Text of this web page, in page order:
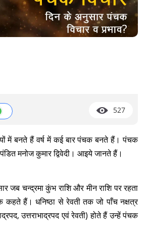
527
में बनते हैं वर्ष में कई बार पंचक बनते हैं। पंचक
मनोज कुमार द्विवेदी। आइये जानते हैं।
जब चन्द्रमा कुंभ राशि और मीन राशि पर रहता
हैं। धनिष्ठा से रेवती तक जो पाँच नक्षत्र
उत्तराभाद्रपद एवं रेवती) होते हैं उन्हें पंचक